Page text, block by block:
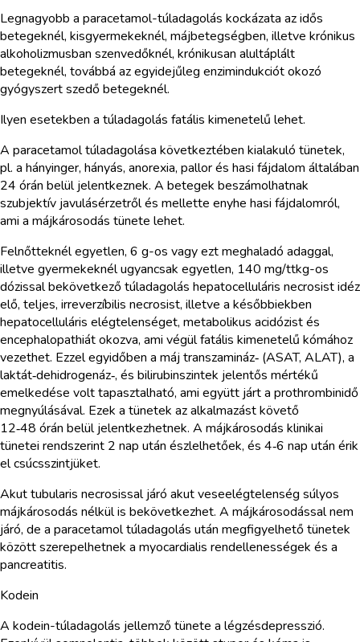
Legnagyobb a paracetamol-túladagolás kockázata az idős
betegeknél, kisgyermekeknél, májbetegségben, illetve krónikus
alkoholizmusban szenvedőknél, krónikusan alultáplált
betegeknél, továbbá az egyidejűleg enzimindukciót okozó
gyógyszert szedő betegeknél.
Ilyen esetekben a túladagolás fatális kimenetelű lehet.
A paracetamol túladagolása következtében kialakuló tünetek,
pl. a hányinger, hányás, anorexia, pallor és hasi fájdalom általában
24 órán belül jelentkeznek. A betegek beszámolhatnak
szubjektív javulásérzetről és mellette enyhe hasi fájdalomról,
ami a májkárosodás tünete lehet.
Felnőtteknél egyetlen, 6 g-os vagy ezt meghaladó adaggal,
illetve gyermekeknél ugyancsak egyetlen, 140 mg/ttkg-os
dózissal bekövetkező túladagolás hepatocelluláris necrosist idéz
elő, teljes, irreverzíbilis necrosist, illetve a későbbiekben
hepatocelluláris elégtelenséget, metabolikus acidózist és
encephalopathiát okozva, ami végül fatális kimenetelű kómához
vezethet. Ezzel egyidőben a máj transzamináz‑ (ASAT, ALAT), a
laktát‑dehidrogenáz‑, és bilirubinszintek jelentős mértékű
emelkedése volt tapasztalható, ami együtt járt a prothrombinidő
megnyúlásával. Ezek a tünetek az alkalmazást követő
12‑48 órán belül jelentkezhetnek. A májkárosodás klinikai
tünetei rendszerint 2 nap után észlelhetőek, és 4‑6 nap után érik
el csúcsszintjüket.
Akut tubularis necrosissal járó akut veseelégtelenség súlyos
májkárosodás nélkül is bekövetkezhet. A májkárosodással nem
járó, de a paracetamol túladagolás után megfigyelhető tünetek
között szerepelhetnek a myocardialis rendellenességek és a
pancreatitis.
Kodein
A kodein-túladagolás jellemző tünete a légzésdepresszió.